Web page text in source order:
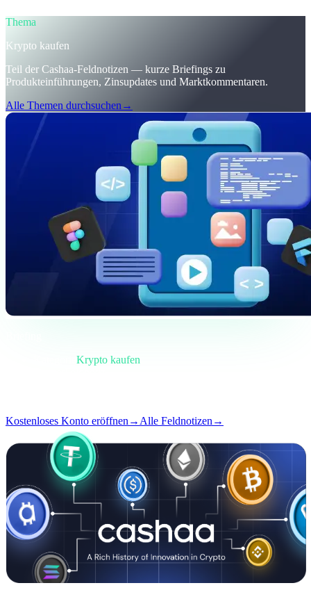
Thema
Krypto kaufen
Teil der Cashaa-Feldnotizen — kurze Briefings zu
Produkteinführungen, Zinsupdates und Marktkommentaren.
Alle Themen durchsuchen →
Krypto kaufen
Kostenloses Konto eröffnen → Alle Feldnotizen →